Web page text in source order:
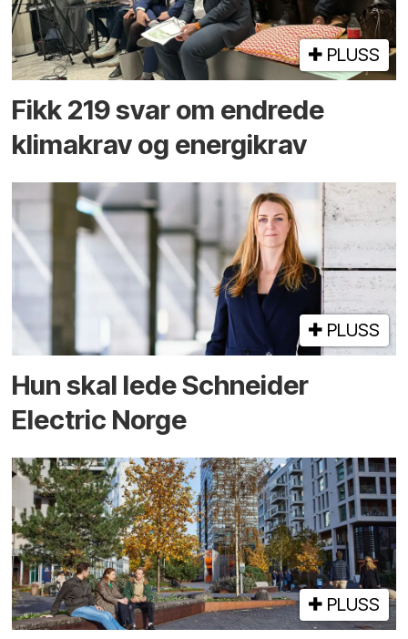
PLUSS
Fikk 219 svar om endrede
klimakrav og energikrav
PLUSS
Hun skal lede Schneider
Electric Norge
PLUSS